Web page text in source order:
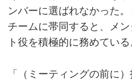
ンバーに選ばれなかった
チームに帯同すると、メ
ト役を積極的に務めている
「（ミーティングの前に